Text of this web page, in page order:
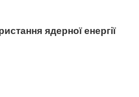
ядерної енергії